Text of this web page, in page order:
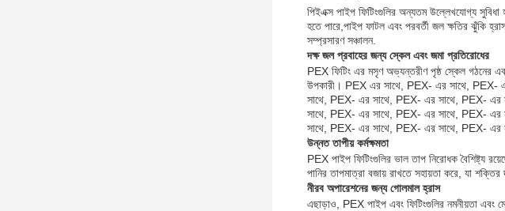
পিইএক্স পাইপ ফিটিংগুলির অন্যতম উল্লেখযোগ্য সুবিধা
হতে পারে,পাইপ ফাটল এবং পরবর্তী জল ক্ষতির ঝুঁকি
সম্প্রসারণ সঞ্চালন.
দক্ষ জল প্রবাহের জন্য স্কেল এবং জমা প্রতিরোধের
PEX ফিটিং এর মসৃণ অভ্যন্তরীণ পৃষ্ঠ স্কেল গঠনের এবং
উপকারী। PEX এর সাথে, PEX- এর সাথে, PEX-
সাথে, PEX- এর সাথে, PEX- এর সাথে, PEX-
সাথে, PEX- এর সাথে, PEX- এর সাথে, PEX-
সাথে, PEX- এর সাথে, PEX- এর সাথে, PEX- এর
উন্নত তাপীয় কর্মক্ষমতা
PEX পাইপ ফিটিংগুলির ভাল তাপ নিরোধক বৈশিষ্ট্য
পানির তাপমাত্রা বজায় রাখতে সহায়তা করে, যা
নীরব অপারেশনের জন্য গোলমাল হ্রাস
এছাড়াও, PEX পাইপ এবং ফিটিংগুলির নমনীয়তা এবং